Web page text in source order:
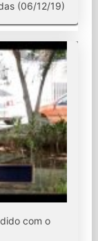
(06/12/19)
com o